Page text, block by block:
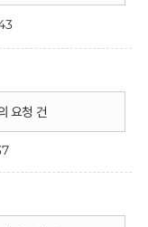
요청 건